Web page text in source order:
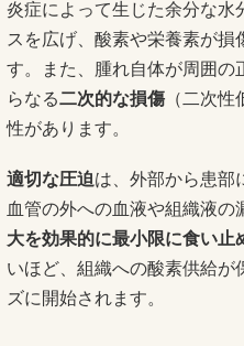
炎症によって生じた余分な水
スを広げ、酸素や栄養素が損
す。また、腫れ自体が周囲の
らなる二次的な損傷 （二次
性があります。
適切な圧迫は、外部から患部
血管の外への血液や組織液の
大を効果的に最小限に食い止
いほど、組織への酸素供給が
ズに開始されます。